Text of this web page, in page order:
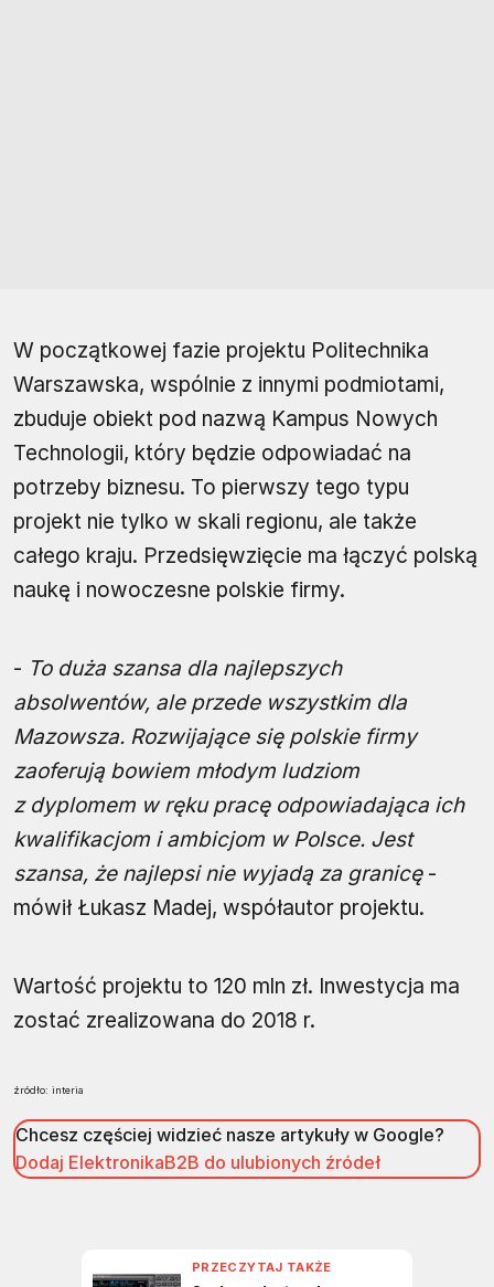
W początkowej fazie projektu Politechnika
Warszawska, wspólnie z innymi podmiotami,
zbuduje obiekt pod nazwą Kampus Nowych
Technologii, który będzie odpowiadać na
potrzeby biznesu. To pierwszy tego typu
projekt nie tylko w skali regionu, ale także
całego kraju. Przedsięwzięcie ma łączyć polską
naukę i nowoczesne polskie firmy.
- To duża szansa dla najlepszych
absolwentów, ale przede wszystkim dla
Mazowsza. Rozwijające się polskie firmy
zaoferują bowiem młodym ludziom
z dyplomem w ręku pracę odpowiadająca ich
kwalifikacjom i ambicjom w Polsce. Jest
szansa, że najlepsi nie wyjadą za granicę-
mówił Łukasz Madej, współautor projektu.
Wartość projektu to 120 mln zł. Inwestycja ma
zostać zrealizowana do 2018 r.
źródło: interia
Chcesz częściej widzieć nasze artykuły w Google?
Dodaj ElektronikaB2B do ulubionych źródeł